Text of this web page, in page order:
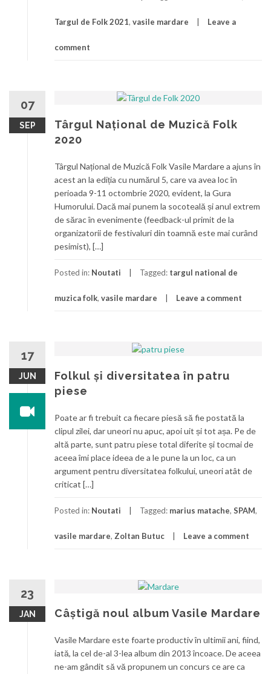
Targul de Folk 2021, vasile mardare Leave a
comment
07
SEP
Târgul Național de Muzică Folk
2020
Târgul Național de Muzică Folk Vasile Mardare a ajuns în
acest an la ediția cu numărul 5, care va avea loc în
perioada 9-11 octombrie 2020, evident, la Gura
Humorului. Dacă mai punem la socoteală și anul extrem
de sărac în evenimente (feedback-ul primit de la
organizatorii de festivaluri din toamnă este mai curând
pesimist), […]
Posted in: Noutati Tagged: targul national de
muzica folk, vasile mardare Leave a comment
17
JUN
Folkul și diversitatea în patru
piese
Poate ar fi trebuit ca fiecare piesă să fie postată la
clipul zilei, dar uneori nu apuc, apoi uit și tot așa. Pe de
altă parte, sunt patru piese total diferite și tocmai de
aceea îmi place ideea de a le pune la un loc, ca un
argument pentru diversitatea folkului, uneori atât de
criticat […]
Posted in: Noutati Tagged: marius matache, SPAM,
vasile mardare, Zoltan Butuc Leave a comment
23
JAN Câștigă noul album Vasile Mardare
Vasile Mardare este foarte productiv în ultimii ani, fiind,
iată, la cel de-al 3-lea album din 2013 încoace. De aceea
ne-am gândit să vă propunem un concurs ce are ca